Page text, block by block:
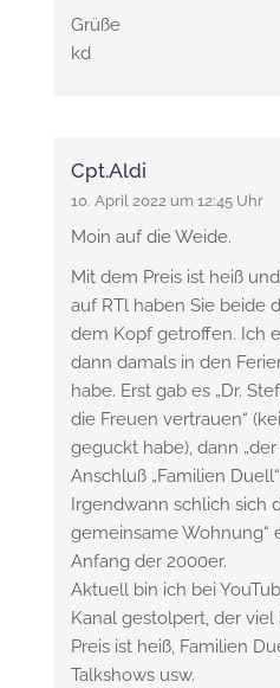
Grüße
kd
Cpt.Aldi
10. April 2022 um 12:45 Uhr
Moin auf die Weide.
Mit dem Preis ist heiß
auf RTl haben Sie beide
dem Kopf getroffen. Ich
dann damals in den
habe. Erst gab es „Dr.
die Freuen vertrauen“
geguckt habe), dann
Anschluß „Familien
Irgendwann schlich sich
gemeinsame Wohnung“
Anfang der 2000er.
Aktuell bin ich bei
Kanal gestolpert, der
Preis ist heiß, Familien
Talkshows usw.